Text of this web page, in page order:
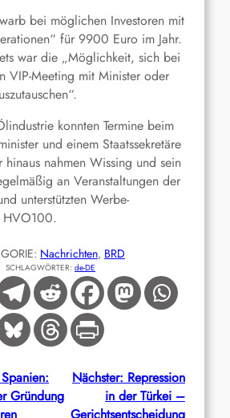
bei möglichen Investoren mit
für 9900 Euro im Jahr.
war die „Möglichkeit, sich bei
VIP-Meeting mit Minister oder
konnten Termine beim
und einem Staatssekretäre
hinaus nahmen Wissing und sein
an Veranstaltungen der
unterstützten Werbe­
HVO100.
Nachrichten, BRD
SCHLAGWÖRTER: de-DE
Spanien:
Gründung
Nächster: Repression
in der Türkei –